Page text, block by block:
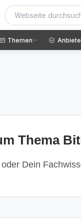
Themen
Thema
Dein